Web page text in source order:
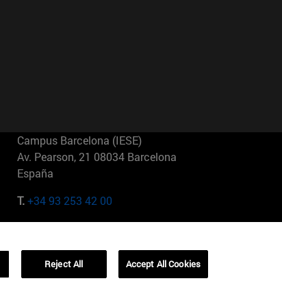
Campus Barcelona (IESE)
Av. Pearson, 21 08034 Barcelona
España
T.+34 93 253 42 00
01321001 Bela Vista Brasil
Reject All Accept All Cookies